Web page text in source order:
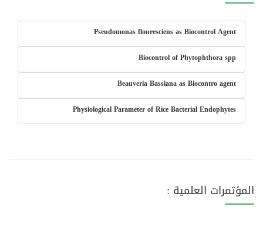
Pseudomonas flouresciens as Biocontrol Agent
Biocontrol of Phytophthora spp
Beauveria Bassiana as Biocontro agent
Physiological Parameter of Rice Bacterial Endophytes
المؤتمرات العلمية :